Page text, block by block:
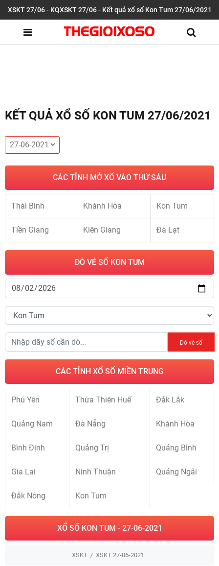
XSKT 27/06 - KQXSKT 27/06 - Kết quả xổ số Kon Tum 27/06/2021
KẾT QUẢ XỔ SỐ KON TUM 27/06/2021
CÁC TỈNH MỞ XỔ VÀO THỨ SÁU
Thái Bình Khánh Hòa Kon Tum
Tiền Giang Kiên Giang Đà Lạt
DÒ VÉ SỐ KON TUM
Dò vé số
CÁC TỈNH XỔ SỐ MIỀN TRUNG
Phú Yên Thừa Thiên Huế Đắk Lắk
Quảng Nam Đà Nẵng Khánh Hòa
Bình Định Quảng Trị Quảng Bình
Gia Lai Ninh Thuận Quảng Ngãi
Đắk Nông Kon Tum
XỔ SỐ KON TUM - 27-06-2021
XSKT XSKT 27-06-2021